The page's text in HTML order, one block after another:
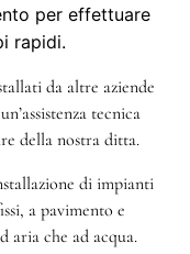
per effettuare
rapidi.
da altre aziende
tecnica
della nostra ditta.
di impianti
a pavimento e
aria che ad acqua.